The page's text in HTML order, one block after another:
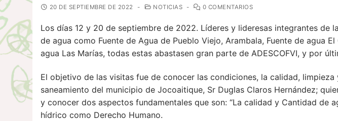
20 DE SEPTIEMBRE DE 2022 - NOTICIAS - 0 COMENTARIOS
Los días 12 y 20 de septiembre de 2022. Líderes y lideresas integrantes de
de agua como Fuente de Agua de Pueblo Viejo, Arambala, Fuente de agua
agua Las Marías, todas estas abastasen gran parte de ADESCOFVI, y por
El objetivo de las visitas fue de conocer las condiciones, la calidad,
saneamiento del municipio de Jocoaitique, Sr Duglas Claros Hernández;
y conocer dos aspectos fundamentales que son: “La calidad y Cantidad de
hídrico como Derecho Humano.